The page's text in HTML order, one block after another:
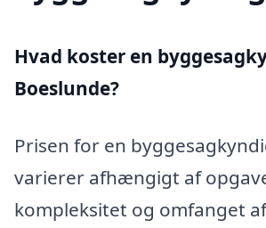
Hvad koster en
Boeslunde?
Prisen for en
varierer afhængigt af
kompleksitet og omfanget